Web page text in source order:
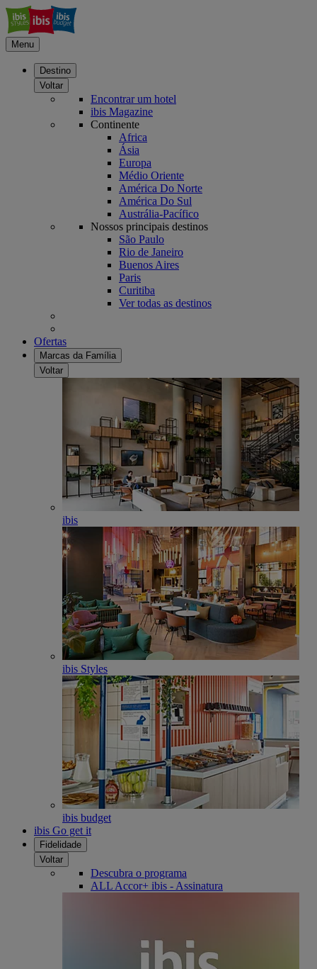
Menu
Destino
Voltar
Encontrar um hotel
ibis Magazine
Continente
Africa
Ásia
Europa
Médio Oriente
América Do Norte
América Do Sul
Austrália-Pacífico
Nossos principais destinos
São Paulo
Rio de Janeiro
Buenos Aires
Paris
Curitiba
Ver todas as destinos
Ofertas
Marcas da Família
Voltar
ibis
ibis Styles
ibis budget
ibis Go get it
Fidelidade
Voltar
Descubra o programa
ALL Accor+ ibis - Assinatura